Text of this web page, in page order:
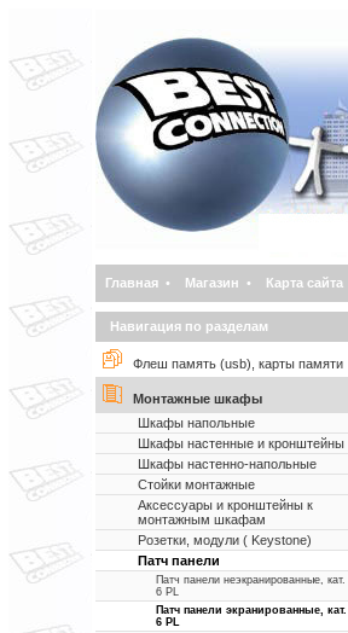
Главная • Магазин • Карта сайта
Навигация по разделам
Флеш память (usb), карты памяти
Монтажные шкафы
Шкафы напольные
Шкафы настенные и кронштейны
Шкафы настенно-напольные
Стойки монтажные
Аксессуары и кронштейны к
монтажным шкафам
Розетки, модули ( Keystone)
Патч панели
Патч панели неэкранированные, кат.
6 PL
Патч панели экранированные, кат.
6 PL